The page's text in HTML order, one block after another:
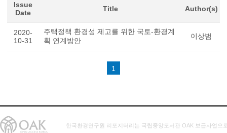
Issue
Date
Title Author(s)
2020-
10-31
주택정책 환경성 제고를 위한 국토-환경계
획 연계방안
이상범
1
한국환경연구원 리포지터리는 국립중앙도서관 OAK 보급사업